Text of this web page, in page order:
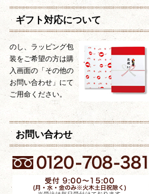
ギフト対応について
のし、ラッピング包
装をご希望の方は購
入画面の「その他の
お問い合わせ」にて
ご用命ください。
お問い合わせ